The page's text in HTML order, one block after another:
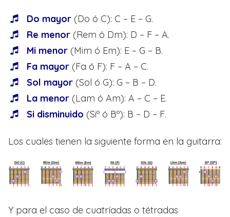
Do mayor (Do ó C): C – E – G.
Re menor (Rem ó Dm): D – F – A.
Mi menor (Mim ó Em): E – G – B.
Fa mayor (Fa ó F): F – A – C.
Sol mayor (Sol ó G): G – B – D.
La menor (Lam ó Am): A – C – E.
Si disminuido (Siº ó Bº): B – D – F.
Los cuales tienen la siguiente forma en la guitarra:
Y para el caso de cuatríadas o tétradas